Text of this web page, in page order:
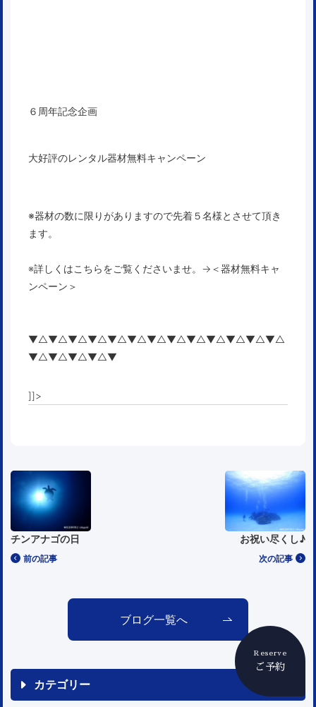
Reserve
ご予約
６周年記念企画
大好評のレンタル器材無料キャンペーン
※器材の数に限りがありますので先着５名様とさせて頂き
ます。
※詳しくはこちらをご覧くださいませ。→ ＜器材無料キャ
ンペーン＞
▼△▼△▼△▼△▼△▼△▼△▼△▼△▼△▼△▼△▼△
▼△▼△▼△▼△▼
]]>
前の記事
チンアナゴの日
次の記事
お祝い尽くし♪
ブログ一覧へ
カテゴリー